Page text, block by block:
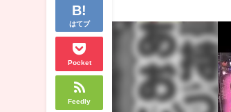
はてブ
Pocket
Feedly